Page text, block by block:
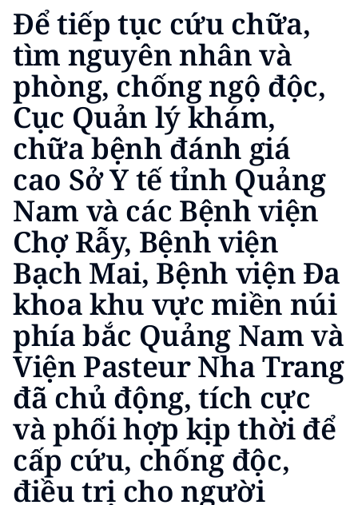
TIN MỚI
TIN ĐỊA PHƯƠNG
Trung du và miền núi phía Bắc
Đồng bằng sông Hồng
Bắc Trung Bộ
Duyên hải Nam Trung Bộ và Tây
Nguyên
Đông Nam Bộ
Đồng bằng sông Cửu Long
Chuyên trang Hà Nội
Chuyên trang TP. Hồ Chí Minh
CHUYÊN ĐỀ
CÁC CHUYÊN TRANG
Để tiếp tục cứu chữa,
tìm nguyên nhân và
phòng, chống ngộ độc,
Cục Quản lý khám,
chữa bệnh đánh giá
cao Sở Y tế tỉnh Quảng
Nam và các Bệnh viện
Chợ Rẫy, Bệnh viện
Bạch Mai, Bệnh viện Đa
khoa khu vực miền núi
phía bắc Quảng Nam và
Viện Pasteur Nha Trang
đã chủ động, tích cực
và phối hợp kịp thời để
cấp cứu, chống độc,
điều trị cho người